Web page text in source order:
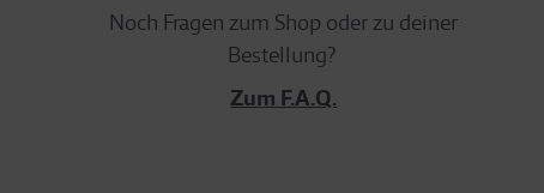
Noch Fragen zum Shop oder zu deiner
Bestellung?
Zum F.A.Q.